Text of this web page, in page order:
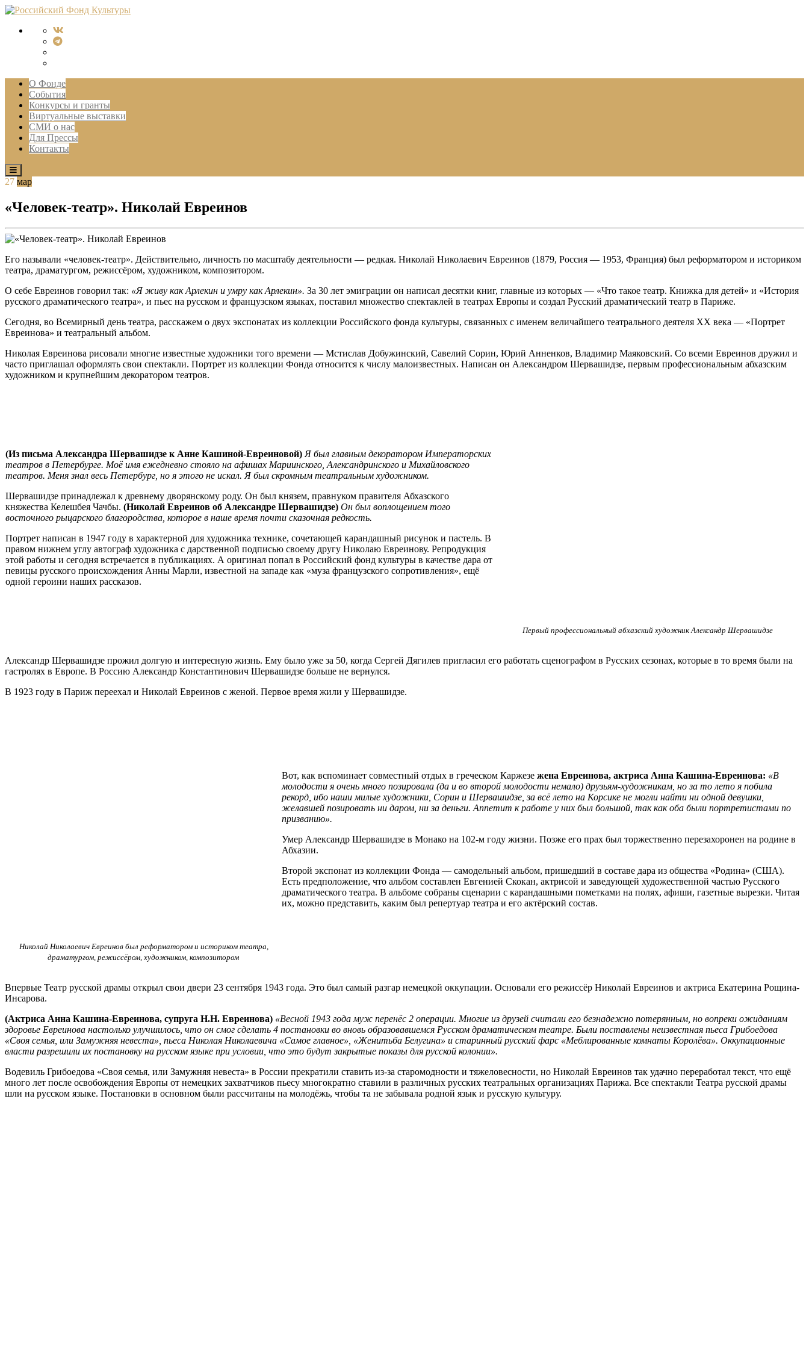
О Фонде
События
Конкурсы и гранты
Виртуальные выставки
СМИ о нас
Для Прессы
Контакты
27 мар
«Человек-театр». Николай Евреинов
Его называли «человек-театр». Действительно, личность по масштабу деятельности — редкая. Николай Николаевич Евреинов (1879, Россия — 1953, Франция) был реформатором и историком
театра, драматургом, режиссёром, художником, композитором.
О себе Евреинов говорил так: «Я живу как Арлекин и умру как Арлекин». За 30 лет эмиграции он написал десятки книг, главные из которых — «Что такое театр. Книжка для детей» и «История
русского драматического театра», и пьес на русском и французском языках, поставил множество спектаклей в театрах Европы и создал Русский драматический театр в Париже.
Сегодня, во Всемирный день театра, расскажем о двух экспонатах из коллекции Российского фонда культуры, связанных с именем величайшего театрального деятеля XX века — «Портрет
Евреинова» и театральный альбом.
Николая Евреинова рисовали многие известные художники того времени — Мстислав Добужинский, Савелий Сорин, Юрий Анненков, Владимир Маяковский. Со всеми Евреинов дружил и
часто приглашал оформлять свои спектакли. Портрет из коллекции Фонда относится к числу малоизвестных. Написан он Александром Шервашидзе, первым профессиональным абхазским
художником и крупнейшим декоратором театров.
(Из письма Александра Шервашидзе к Анне Кашиной-Евреиновой) Я был главным декоратором Императорских
театров в Петербурге. Моё имя ежедневно стояло на афишах Мариинского, Александринского и Михайловского
театров. Меня знал весь Петербург, но я этого не искал. Я был скромным театральным художником.
Шервашидзе принадлежал к древнему дворянскому роду. Он был князем, правнуком правителя Абхазского
княжества Келешбея Чачбы. (Николай Евреинов об Александре Шервашидзе) Он был воплощением того
восточного рыцарского благородства, которое в наше время почти сказочная редкость.
Портрет написан в 1947 году в характерной для художника технике, сочетающей карандашный рисунок и пастель. В
правом нижнем углу автограф художника с дарственной подписью своему другу Николаю Евреинову. Репродукция
этой работы и сегодня встречается в публикациях. А оригинал попал в Российский фонд культуры в качестве дара от
певицы русского происхождения Анны Марли, известной на западе как «муза французского сопротивления», ещё
одной героини наших рассказов.
Первый профессиональный абхазский художник Александр Шервашидзе
Александр Шервашидзе прожил долгую и интересную жизнь. Ему было уже за 50, когда Сергей Дягилев пригласил его работать сценографом в Русских сезонах, которые в то время были на
гастролях в Европе. В Россию Александр Константинович Шервашидзе больше не вернулся.
В 1923 году в Париж переехал и Николай Евреинов с женой. Первое время жили у Шервашидзе.
Николай Николаевич Евреинов был реформатором и историком театра,
драматургом, режиссёром, художником, композитором
Вот, как вспоминает совместный отдых в греческом Каржезе жена Евреинова, актриса Анна Кашина-Евреинова: «В
молодости я очень много позировала (да и во второй молодости немало) друзьям-художникам, но за то лето я побила
рекорд, ибо наши милые художники, Сорин и Шервашидзе, за всё лето на Корсике не могли найти ни одной девушки,
желавшей позировать ни даром, ни за деньги. Аппетит к работе у них был большой, так как оба были портретистами по
призванию».
Умер Александр Шервашидзе в Монако на 102-м году жизни. Позже его прах был торжественно перезахоронен на родине в
Абхазии.
Второй экспонат из коллекции Фонда — самодельный альбом, пришедший в составе дара из общества «Родина» (США).
Есть предположение, что альбом составлен Евгенией Скокан, актрисой и заведующей художественной частью Русского
драматического театра. В альбоме собраны сценарии с карандашными пометками на полях, афиши, газетные вырезки. Читая
их, можно представить, каким был репертуар театра и его актёрский состав.
Впервые Театр русской драмы открыл свои двери 23 сентября 1943 года. Это был самый разгар немецкой оккупации. Основали его режиссёр Николай Евреинов и актриса Екатерина Рощина-
Инсарова.
(Актриса Анна Кашина-Евреинова, супруга Н.Н. Евреинова) «Весной 1943 года муж перенёс 2 операции. Многие из друзей считали его безнадежно потерянным, но вопреки ожиданиям
здоровье Евреинова настолько улучшилось, что он смог сделать 4 постановки во вновь образовавшемся Русском драматическом театре. Были поставлены неизвестная пьеса Грибоедова
«Своя семья, или Замужняя невеста», пьеса Николая Николаевича «Самое главное», «Женитьба Белугина» и старинный русский фарс «Меблированные комнаты Королёва». Оккупационные
власти разрешили их постановку на русском языке при условии, что это будут закрытые показы для русской колонии».
Водевиль Грибоедова «Своя семья, или Замужняя невеста» в России прекратили ставить из-за старомодности и тяжеловесности, но Николай Евреинов так удачно переработал текст, что ещё
много лет после освобождения Европы от немецких захватчиков пьесу многократно ставили в различных русских театральных организациях Парижа. Все спектакли Театра русской драмы
шли на русском языке. Постановки в основном были рассчитаны на молодёжь, чтобы та не забывала родной язык и русскую культуру.